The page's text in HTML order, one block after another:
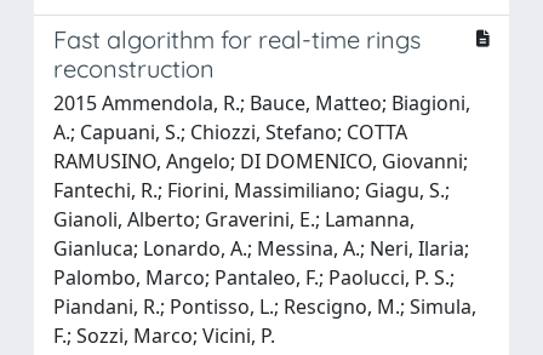
Fast algorithm for real-time rings
reconstruction
2015 Ammendola, R.; Bauce, Matteo; Biagioni,
A.; Capuani, S.; Chiozzi, Stefano; COTTA
RAMUSINO, Angelo; DI DOMENICO, Giovanni;
Fantechi, R.; Fiorini, Massimiliano; Giagu, S.;
Gianoli, Alberto; Graverini, E.; Lamanna,
Gianluca; Lonardo, A.; Messina, A.; Neri, Ilaria;
Palombo, Marco; Pantaleo, F.; Paolucci, P. S.;
Piandani, R.; Pontisso, L.; Rescigno, M.; Simula,
F.; Sozzi, Marco; Vicini, P.